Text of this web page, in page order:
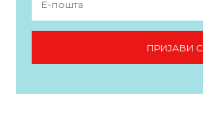
ПРИЈАВИ